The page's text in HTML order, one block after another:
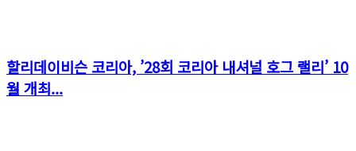
할리데이비슨 코리아, ’28회 코리아 내셔널 호그 랠리’ 10
월 개최...